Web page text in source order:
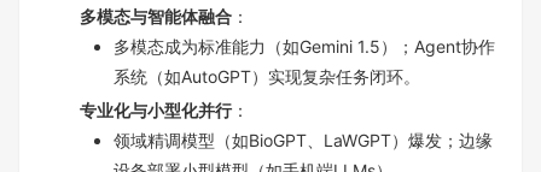
多模态与智能体融合 ：
多模态成为标准能力（如Gemini 1.5）；Agent协作
系统（如AutoGPT）实现复杂任务闭环。
专业化与小型化并行：
领域精调模型（如BioGPT、LaWGPT）爆发；边缘